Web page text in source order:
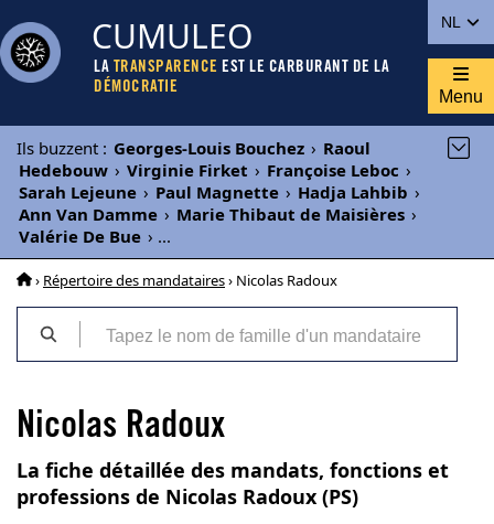
NL
CUMULEO
LA TRANSPARENCE EST LE CARBURANT DE LA
DÉMOCRATIE
Menu
Ils buzzent : Georges-Louis Bouchez › Raoul
Hedebouw › Virginie Firket › Françoise Leboc ›
Sarah Lejeune › Paul Magnette › Hadja Lahbib ›
Ann Van Damme › Marie Thibaut de Maisières ›
Valérie De Bue › ...
› Répertoire des mandataires› Nicolas Radoux
Nicolas Radoux
La fiche détaillée des mandats, fonctions et
professions de Nicolas Radoux (PS)